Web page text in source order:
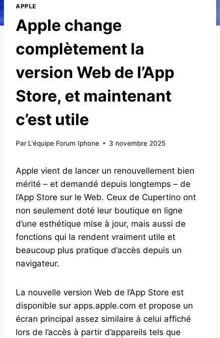
APPLE
Apple change
complètement la
version Web de l’App
Store, et maintenant
c’est utile
Par L'équipe Forum Iphone 3 novembre 2025
Apple vient de lancer un renouvellement bien
mérité – et demandé depuis longtemps – de
l’App Store sur le Web. Ceux de Cupertino ont
non seulement doté leur boutique en ligne
d’une esthétique mise à jour, mais aussi de
fonctions qui la rendent vraiment utile et
beaucoup plus pratique d’accès depuis un
navigateur.
La nouvelle version Web de l’App Store est
disponible sur apps.apple.com et propose un
écran principal assez similaire à celui affiché
lors de l’accès à partir d’appareils tels que